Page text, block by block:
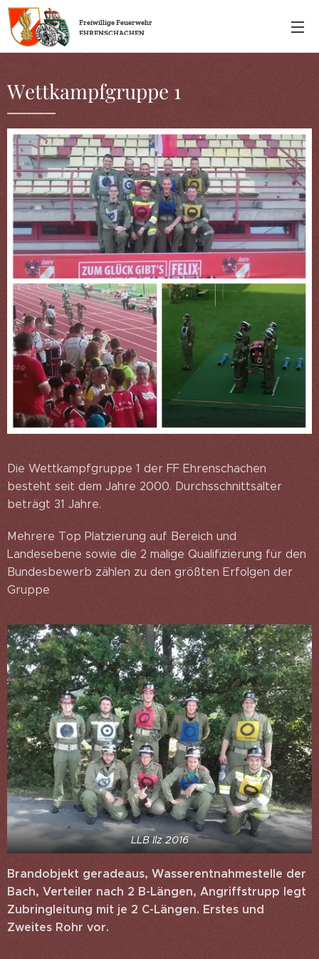
FreiwilligeFeuerwehr
EHRENSCHACHEN
Wettkampfgruppe 1
Die Wettkampfgruppe 1 der FF Ehrenschachen
besteht seit dem Jahre 2000. Durchsschnittsalter
beträgt 31 Jahre.
Mehrere Top Platzierung auf Bereich und
Landesebene sowie die 2 malige Qualifizierung für den
Bundesbewerb zählen zu den größten Erfolgen der
Gruppe
LLB Ilz 2016
Brandobjekt geradeaus, Wasserentnahmestelle der
Bach, Verteiler nach 2 B-Längen, Angriffstrupp legt
Zubringleitung mit je 2 C-Längen. Erstes und
Zweites Rohr vor.